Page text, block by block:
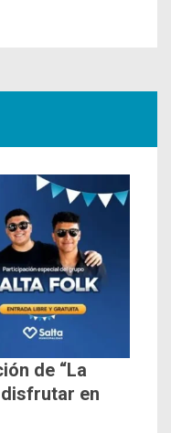
de “La
disfrutar en